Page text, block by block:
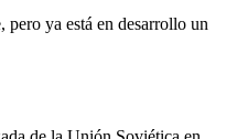
ya está en desarrollo un